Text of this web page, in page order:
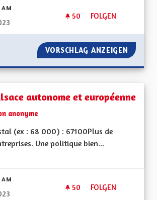
AM
50 50 FOLLOWER
FOLGEN
TRANSFORMER
VORSCHLAG ANZEIGEN
autonome et européenne
anonyme
(ex : 68 000) : 67100Plus de
Une politique bien...
AM
50 50 FOLLOWER
FOLGEN
POUR UNE